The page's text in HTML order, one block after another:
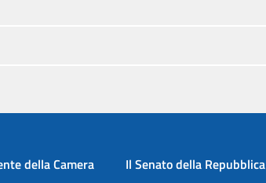
della Camera Il Senato della Repubblica